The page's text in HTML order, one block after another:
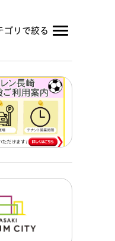
ゴリで絞る